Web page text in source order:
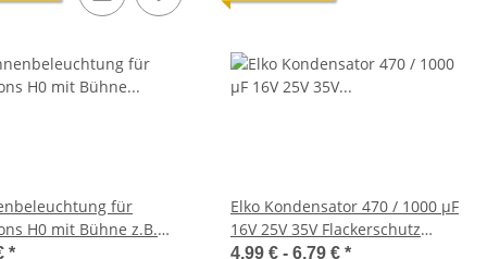
für
H0 mit Bühne z.B.
LED Set S418
*
Elko Kondensator 470 / 1000 µF
16V 25V 35V Flackerschutz
Stützkondensator THT
4,99 € - 6,79 € *